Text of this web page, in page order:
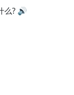
么? 🔊